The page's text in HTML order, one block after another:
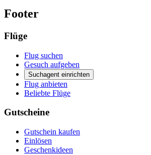
Footer
Flüge
Flug suchen
Gesuch aufgeben
Suchagent einrichten
Flug anbieten
Beliebte Flüge
Gutscheine
Gutschein kaufen
Einlösen
Geschenkideen